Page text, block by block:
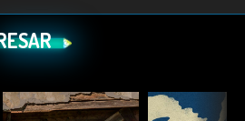
Rafael Castillo, Diego Alejandro Castillo.
Rafael Castillo.